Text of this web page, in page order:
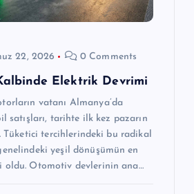
22, 2026 0 Comments
Elektrik Devrimi
vatanı Almanya’da
satışları, tarihte ilk kez pazarın
Tüketici tercihlerindeki bu radikal
yeşil dönüşümün en
oldu. Otomotiv devlerinin ana…